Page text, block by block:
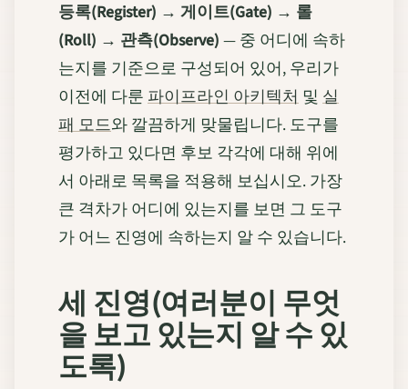
등록(Register) → 게이트(Gate) → 롤
(Roll) → 관측(Observe) — 중 어디에 속하
는지를 기준으로 구성되어 있어, 우리가
이전에 다룬 파이프라인 아키텍처 및 실
패 모드와 깔끔하게 맞물립니다. 도구를
평가하고 있다면 후보 각각에 대해 위에
서 아래로 목록을 적용해 보십시오. 가장
큰 격차가 어디에 있는지를 보면 그 도구
가 어느 진영에 속하는지 알 수 있습니다.
세 진영(여러분이 무엇
을 보고 있는지 알 수 있
도록)